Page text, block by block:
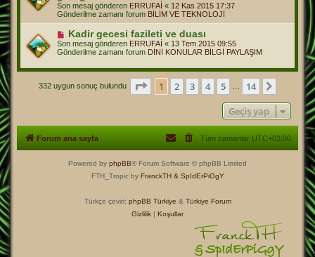
i
m
e
s
a
j
Son mesaj gönderen ERRUFAİ « 12 Kas 2015 17:37
Gönderilme zamanı forum BİLİM VE TEKNOLOJİ
Y
e
n
i
e
a
Kadir gecesi fazileti ve duası
Son mesaj gönderen ERRUFAİ « 13 Tem 2015 09:55
Gönderilme zamanı forum DİNİ KONULAR BİLGİ PAYLAŞIM
332 uygun sonuç bulundu . sayfa (Toplam 14 sayfa)
1 2 3 4 5 14
Sonraki
Geçiş yap
Forum ana sayfa Tüm zamanlar UTC+03:00
Powered by phpBB® Forum Software © phpBB Limited
FTH_Tropic by FranckTH & SpIdErPiGgY
Türkçe çeviri: phpBB Türkiye & Türkiye Forum
Gizlilik | Koşullar